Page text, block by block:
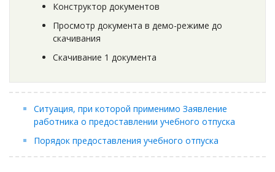
Конструктор документов
Просмотр документа в демо-режиме до
скачивания
Скачивание 1 документа
Ситуация, при которой применимо Заявление
работника о предоставлении учебного отпуска
Порядок предоставления учебного отпуска